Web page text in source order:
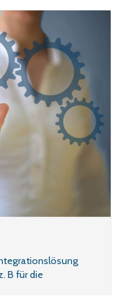
B für die